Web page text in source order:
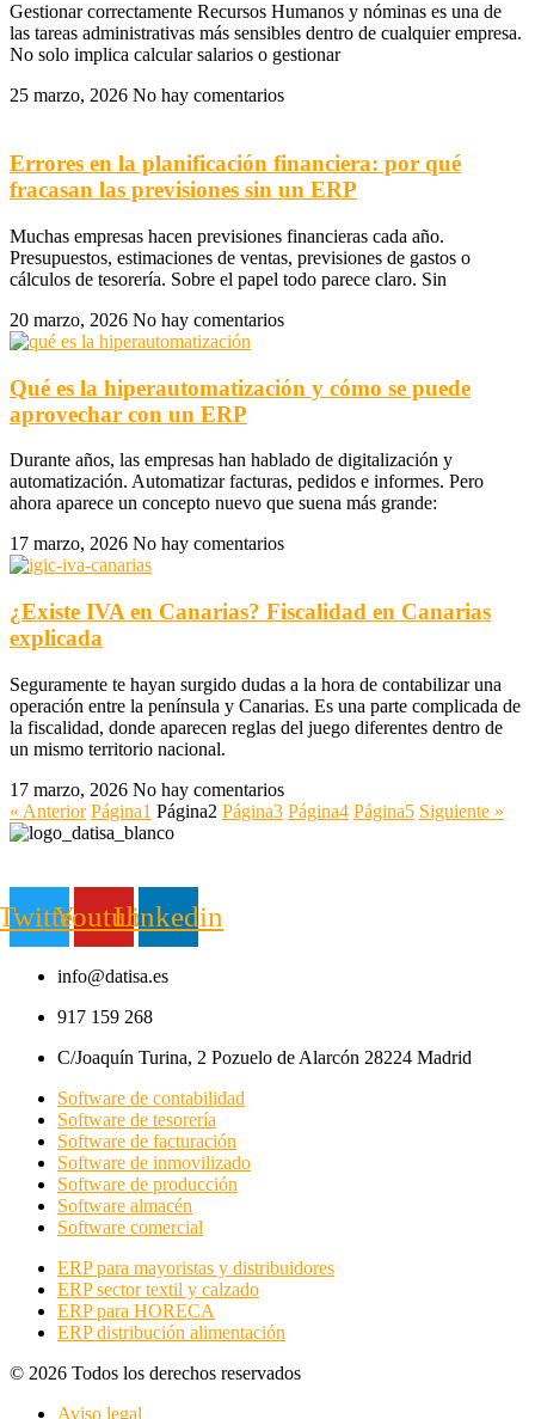
Gestionar correctamente Recursos Humanos y nóminas es una de
las tareas administrativas más sensibles dentro de cualquier empresa.
No solo implica calcular salarios o gestionar
25 marzo, 2026 No hay comentarios
Errores en la planificación financiera: por qué
fracasan las previsiones sin un ERP
Muchas empresas hacen previsiones financieras cada año.
Presupuestos, estimaciones de ventas, previsiones de gastos o
cálculos de tesorería. Sobre el papel todo parece claro. Sin
20 marzo, 2026 No hay comentarios
Qué es la hiperautomatización y cómo se puede
aprovechar con un ERP
Durante años, las empresas han hablado de digitalización y
automatización. Automatizar facturas, pedidos e informes. Pero
ahora aparece un concepto nuevo que suena más grande:
17 marzo, 2026 No hay comentarios
¿Existe IVA en Canarias? Fiscalidad en Canarias
explicada
Seguramente te hayan surgido dudas a la hora de contabilizar una
operación entre la península y Canarias. Es una parte complicada de
la fiscalidad, donde aparecen reglas del juego diferentes dentro de
un mismo territorio nacional.
17 marzo, 2026 No hay comentarios
« Anterior Página1 Página2 Página3 Página4 Página5 Siguiente »
YoutubeLinkedin
info@datisa.es
917 159 268
C/Joaquín Turina, 2 Pozuelo de Alarcón 28224 Madrid
Software de contabilidad
Software de tesorería
Software de facturación
Software de inmovilizado
Software de producción
Software almacén
Software comercial
ERP para mayoristas y distribuidores
ERP sector textil y calzado
ERP para HORECA
ERP distribución alimentación
© 2026 Todos los derechos reservados
Aviso legal